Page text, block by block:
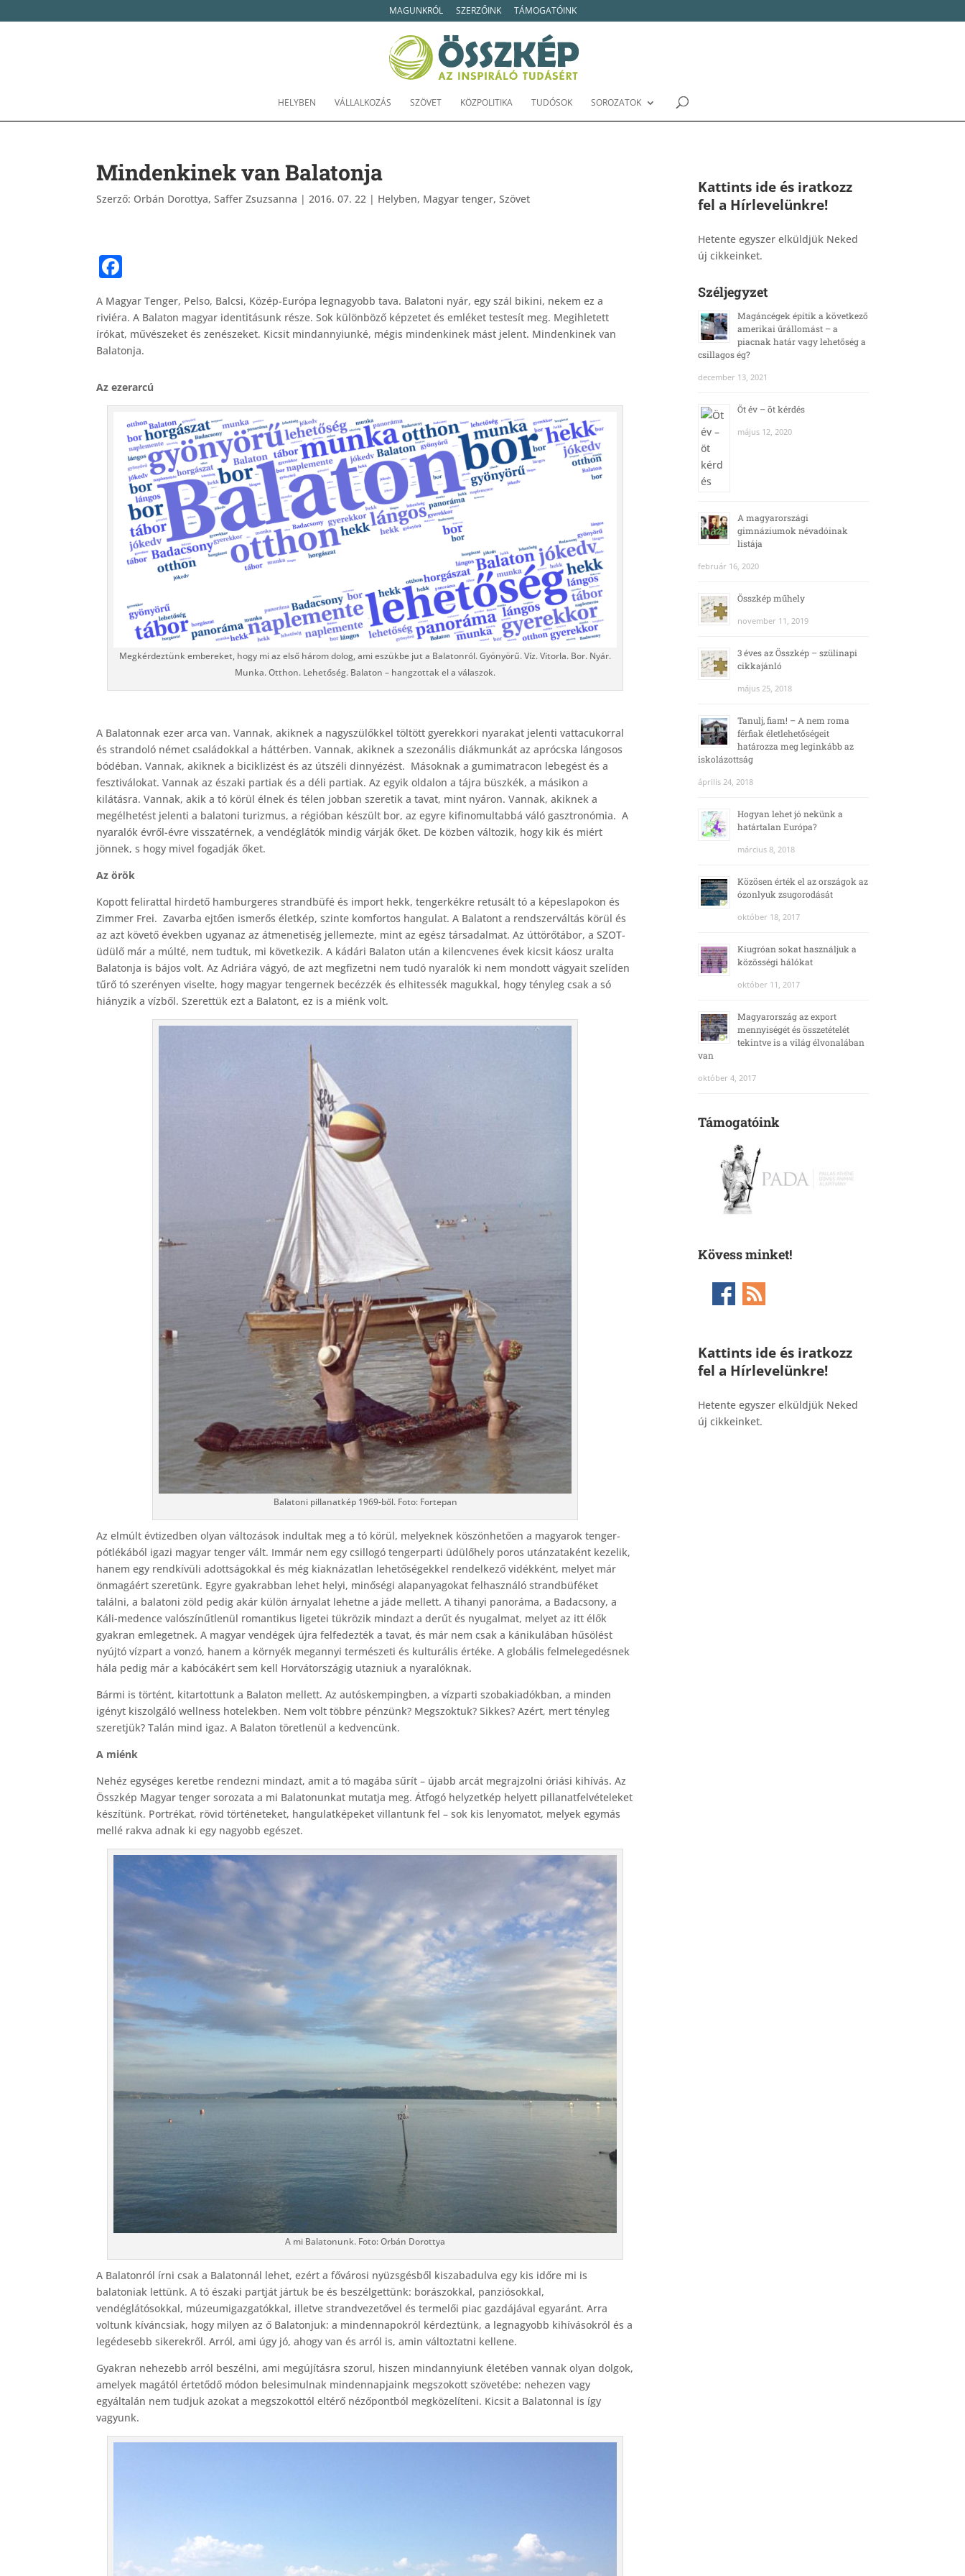
MAGUNKRÓL SZERZŐINK TÁMOGATÓINK
HELYBEN VÁLLALKOZÁS SZÖVET KÖZPOLITIKA TUDÓSOK SOROZATOK
Mindenkinek van Balatonja
Szerző: Orbán Dorottya, Saffer Zsuzsanna |2016. 07. 22 | Helyben, Magyar tenger,Szövet
c
e
b
o
o
k
A Magyar Tenger, Pelso, Balcsi, Közép-Európa legnagyobb tava. Balatoni nyár, egy szál bikini, nekem ez a
riviéra. A Balaton magyar identitásunk része. Sok különböző képzetet és emléket testesít meg. Megihletett
írókat, művészeket és zenészeket. Kicsit mindannyiunké, mégis mindenkinek mást jelent. Mindenkinek van
Balatonja.
Az ezerarcú
Megkérdeztünk embereket, hogy mi az első három dolog, ami eszükbe jut a Balatonról. Gyönyörű. Víz. Vitorla. Bor. Nyár.
Munka. Otthon. Lehetőség. Balaton – hangzottak el a válaszok.
A Balatonnak ezer arca van. Vannak, akiknek a nagyszülőkkel töltött gyerekkori nyarakat jelenti vattacukorral
és strandoló német családokkal a háttérben. Vannak, akiknek a szezonális diákmunkát az aprócska lángosos
bódéban. Vannak, akiknek a biciklizést és az útszéli dinnyézést. Másoknak a gumimatracon lebegést és a
fesztiválokat. Vannak az északi partiak és a déli partiak. Az egyik oldalon a tájra büszkék, a másikon a
kilátásra. Vannak, akik a tó körül élnek és télen jobban szeretik a tavat, mint nyáron. Vannak, akiknek a
megélhetést jelenti a balatoni turizmus, a régióban készült bor, az egyre kifinomultabbá váló gasztronómia. A
nyaralók évről-évre visszatérnek, a vendéglátók mindig várják őket. De közben változik, hogy kik és miért
jönnek, s hogy mivel fogadják őket.
Az örök
Kopott felirattal hirdető hamburgeres strandbüfé és import hekk, tengerkékre retusált tó a képeslapokon és
Zimmer Frei. Zavarba ejtően ismerős életkép, szinte komfortos hangulat. A Balatont a rendszerváltás körül és
az azt követő években ugyanaz az átmenetiség jellemezte, mint az egész társadalmat. Az úttörőtábor, a SZOT-
üdülő már a múlté, nem tudtuk, mi következik. A kádári Balaton után a kilencvenes évek kicsit káosz uralta
Balatonja is bájos volt. Az Adriára vágyó, de azt megfizetni nem tudó nyaralók ki nem mondott vágyait szelíden
tűrő tó szerényen viselte, hogy magyar tengernek becézzék és elhitessék magukkal, hogy tényleg csak a só
hiányzik a vízből. Szerettük ezt a Balatont, ez is a miénk volt.
Balatoni pillanatkép 1969-ből. Foto: Fortepan
Az elmúlt évtizedben olyan változások indultak meg a tó körül, melyeknek köszönhetően a magyarok tenger-
pótlékából igazi magyar tenger vált. Immár nem egy csillogó tengerparti üdülőhely poros utánzataként kezelik,
hanem egy rendkívüli adottságokkal és még kiaknázatlan lehetőségekkel rendelkező vidékként, melyet már
önmagáért szeretünk. Egyre gyakrabban lehet helyi, minőségi alapanyagokat felhasználó strandbüféket
találni, a balatoni zöld pedig akár külön árnyalat lehetne a jáde mellett. A tihanyi panoráma, a Badacsony, a
Káli-medence valószínűtlenül romantikus ligetei tükrözik mindazt a derűt és nyugalmat, melyet az itt élők
gyakran emlegetnek. A magyar vendégek újra felfedezték a tavat, és már nem csak a kánikulában hűsölést
nyújtó vízpart a vonzó, hanem a környék megannyi természeti és kulturális értéke. A globális felmelegedésnek
hála pedig már a kabócákért sem kell Horvátországig utazniuk a nyaralóknak.
Bármi is történt, kitartottunk a Balaton mellett. Az autóskempingben, a vízparti szobakiadókban, a minden
igényt kiszolgáló wellness hotelekben. Nem volt többre pénzünk? Megszoktuk? Sikkes? Azért, mert tényleg
szeretjük? Talán mind igaz. A Balaton töretlenül a kedvencünk.
A miénk
Nehéz egységes keretbe rendezni mindazt, amit a tó magába sűrít – újabb arcát megrajzolni óriási kihívás. Az
Összkép Magyar tenger sorozata a mi Balatonunkat mutatja meg. Átfogó helyzetkép helyett pillanatfelvételeket
készítünk. Portrékat, rövid történeteket, hangulatképeket villantunk fel – sok kis lenyomatot, melyek egymás
mellé rakva adnak ki egy nagyobb egészet.
A mi Balatonunk. Foto: Orbán Dorottya
A Balatonról írni csak a Balatonnál lehet, ezért a fővárosi nyüzsgésből kiszabadulva egy kis időre mi is
balatoniak lettünk. A tó északi partját jártuk be és beszélgettünk: borászokkal, panziósokkal,
vendéglátósokkal, múzeumigazgatókkal, illetve strandvezetővel és termelői piac gazdájával egyaránt. Arra
voltunk kíváncsiak, hogy milyen az ő Balatonjuk: a mindennapokról kérdeztünk, a legnagyobb kihívásokról és a
legédesebb sikerekről. Arról, ami úgy jó, ahogy van és arról is, amin változtatni kellene.
Gyakran nehezebb arról beszélni, ami megújításra szorul, hiszen mindannyiunk életében vannak olyan dolgok,
amelyek magától értetődő módon belesimulnak mindennapjaink megszokott szövetébe: nehezen vagy
egyáltalán nem tudjuk azokat a megszokottól eltérő nézőpontból megközelíteni. Kicsit a Balatonnal is így
vagyunk.
Kattints ide és iratkozz
fel a Hírlevelünkre!
Hetente egyszer elküldjük Neked
új cikkeinket.
Széljegyzet
Magáncégek építik a következő
amerikai űrállomást – a
piacnak határ vagy lehetőség a
csillagos ég?
december 13, 2021
Öt év – öt kérdés
május 12, 2020
A magyarországi
gimnáziumok névadóinak
listája
február 16, 2020
Összkép műhely
november 11, 2019
3 éves az Összkép – szülinapi
cikkajánló
május 25, 2018
Tanulj, fiam! – A nem roma
férfiak életlehetőségeit
határozza meg leginkább az
iskolázottság
április 24, 2018
Hogyan lehet jó nekünk a
határtalan Európa?
március 8, 2018
Közösen érték el az országok az
ózonlyuk zsugorodását
október 18, 2017
Kiugróan sokat használjuk a
közösségi hálókat
október 11, 2017
Magyarország az export
mennyiségét és összetételét
tekintve is a világ élvonalában
van
október 4, 2017
Támogatóink
Kövess minket!
Kattints ide és iratkozz
fel a Hírlevelünkre!
Hetente egyszer elküldjük Neked
új cikkeinket.